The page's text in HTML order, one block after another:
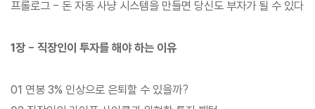
이 주식을 공부하기 시작해 자산 0원에서 34억 원, 거기에 매월 40
에 담았다.
프롤로그 - 돈 자동 사냥 시스템을 만들면 당신도 부자가 될 수 있다
1장 - 직장인이 투자를 해야 하는 이유
01 연봉 3% 인상으로 은퇴할 수 있을까?